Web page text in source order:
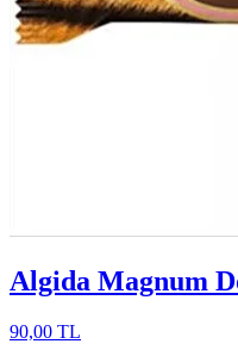
Algida Magnum
90,00 TL